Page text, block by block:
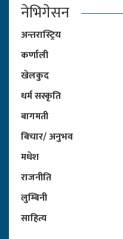
नेभिगेसन
अन्तरास्ट्रिय
कर्णाली
खेलकुद
धर्म सस्कृति
बागमती
बिचार/ अनुभव
मधेश
राजनीति
लुम्बिनी
साहित्य